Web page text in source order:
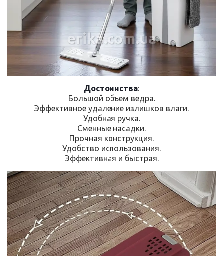
erika.com.ua
Достоинства:
Большой объем ведра.
Эффективное удаление излишков влаги.
Удобная ручка.
Сменные насадки.
Прочная конструкция.
Удобство использования.
Эффективная и быстрая.